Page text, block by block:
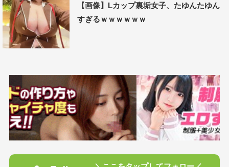
【画像】Lカップ裏垢女子、たゆんたゆん
すぎるｗｗｗｗｗｗ